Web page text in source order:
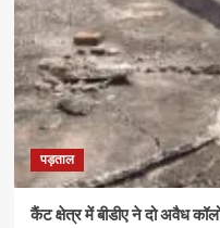
पड़ताल
कैंट क्षेत्र में बीडीए ने दो अवैध